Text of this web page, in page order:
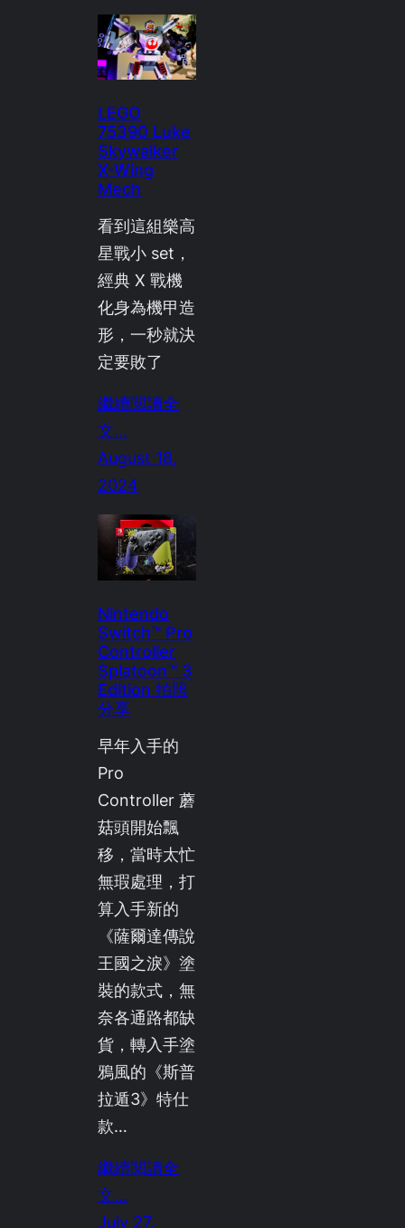
LEGO
75390 Luke
Skywalker
X-Wing
Mech
看到這組樂高
星戰小 set，
經典 X 戰機
化身為機甲造
形，一秒就決
定要敗了
繼續閱讀全
文…
August 18,
2024
Nintendo
Switch™ Pro
Controller
Splatoon™ 3
Edition 拍照
分享
早年入手的
Pro
Controller 蘑
菇頭開始飄
移，當時太忙
無瑕處理，打
算入手新的
《薩爾達傳說
王國之淚》塗
裝的款式，無
奈各通路都缺
貨，轉入手塗
鴉風的《斯普
拉遁3》特仕
款…
繼續閱讀全
文…
July 27,